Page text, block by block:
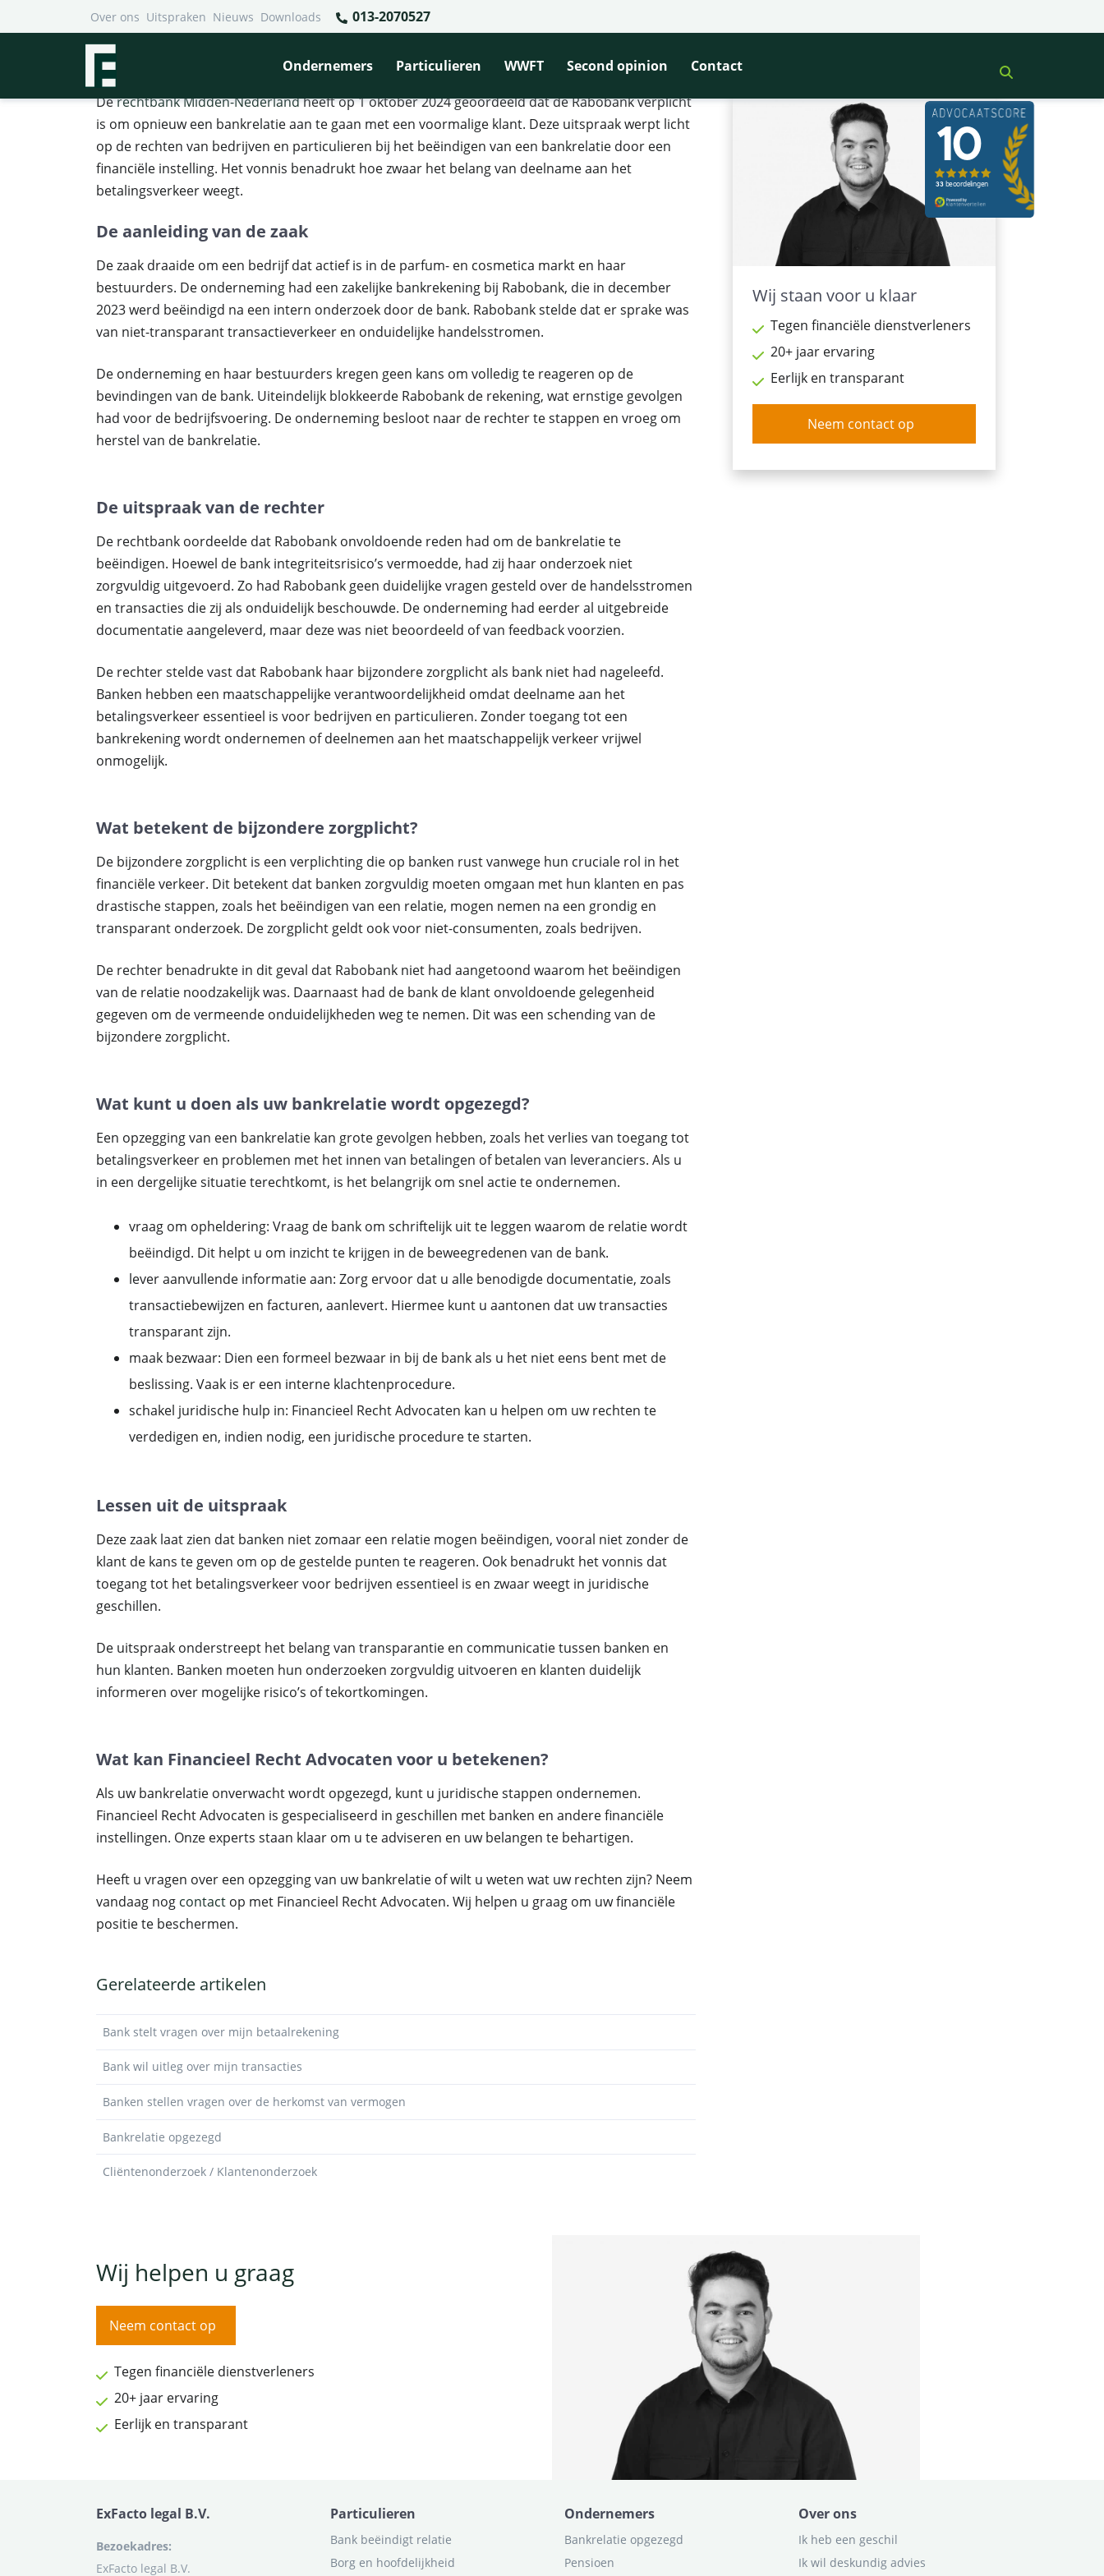
Over ons Uitspraken Nieuws Downloads 013-2070527
Ondernemers Particulieren WWFT Second opinion Contact
Financieel Recht Advocaten>Uitspraken>Rechter dwingt Rabobank tot nieuwe bankrelatie
Rechter dwingt Rabobank tot nieuwe bankrelatie
Derechtbank Midden-Nederlandheeft op 1 oktober 2024 geoordeeld dat de Rabobank verplicht
is om opnieuw een bankrelatie aan te gaan met een voormalige klant. Deze uitspraak werpt licht
op de rechten van bedrijven en particulieren bij het beëindigen van een bankrelatie door een
financiële instelling. Het vonnis benadrukt hoe zwaar het belang van deelname aan het
betalingsverkeer weegt.
De aanleiding van de zaak
De zaak draaide om een bedrijf dat actief is in de parfum- en cosmetica markt en haar
bestuurders. De onderneming had een zakelijke bankrekening bij Rabobank, die in december
2023 werd beëindigd na een intern onderzoek door de bank. Rabobank stelde dat er sprake was
van niet-transparant transactieverkeer en onduidelijke handelsstromen.
De onderneming en haar bestuurders kregen geen kans om volledig te reageren op de
bevindingen van de bank. Uiteindelijk blokkeerde Rabobank de rekening, wat ernstige gevolgen
had voor de bedrijfsvoering. De onderneming besloot naar de rechter te stappen en vroeg om
herstel van de bankrelatie.
De uitspraak van de rechter
De rechtbank oordeelde dat Rabobank onvoldoende reden had om de bankrelatie te
beëindigen. Hoewel de bank integriteitsrisico’s vermoedde, had zij haar onderzoek niet
zorgvuldig uitgevoerd. Zo had Rabobank geen duidelijke vragen gesteld over de handelsstromen
en transacties die zij als onduidelijk beschouwde. De onderneming had eerder al uitgebreide
documentatie aangeleverd, maar deze was niet beoordeeld of van feedback voorzien.
De rechter stelde vast dat Rabobank haar bijzondere zorgplicht als bank niet had nageleefd.
Banken hebben een maatschappelijke verantwoordelijkheid omdat deelname aan het
betalingsverkeer essentieel is voor bedrijven en particulieren. Zonder toegang tot een
bankrekening wordt ondernemen of deelnemen aan het maatschappelijk verkeer vrijwel
onmogelijk.
Wat betekent de bijzondere zorgplicht?
De bijzondere zorgplicht is een verplichting die op banken rust vanwege hun cruciale rol in het
financiële verkeer. Dit betekent dat banken zorgvuldig moeten omgaan met hun klanten en pas
drastische stappen, zoals het beëindigen van een relatie, mogen nemen na een grondig en
transparant onderzoek. De zorgplicht geldt ook voor niet-consumenten, zoals bedrijven.
De rechter benadrukte in dit geval dat Rabobank niet had aangetoond waarom het beëindigen
van de relatie noodzakelijk was. Daarnaast had de bank de klant onvoldoende gelegenheid
gegeven om de vermeende onduidelijkheden weg te nemen. Dit was een schending van de
bijzondere zorgplicht.
Wat kunt u doen als uw bankrelatie wordt opgezegd?
Een opzegging van een bankrelatie kan grote gevolgen hebben, zoals het verlies van toegang tot
betalingsverkeer en problemen met het innen van betalingen of betalen van leveranciers. Als u
in een dergelijke situatie terechtkomt, is het belangrijk om snel actie te ondernemen.
vraag om opheldering: Vraag de bank om schriftelijk uit te leggen waarom de relatie wordt
beëindigd. Dit helpt u om inzicht te krijgen in de beweegredenen van de bank.
lever aanvullende informatie aan: Zorg ervoor dat u alle benodigde documentatie, zoals
transactiebewijzen en facturen, aanlevert. Hiermee kunt u aantonen dat uw transacties
transparant zijn.
maak bezwaar: Dien een formeel bezwaar in bij de bank als u het niet eens bent met de
beslissing. Vaak is er een interne klachtenprocedure.
schakel juridische hulp in: Financieel Recht Advocaten kan u helpen om uw rechten te
verdedigen en, indien nodig, een juridische procedure te starten.
Lessen uit de uitspraak
Deze zaak laat zien dat banken niet zomaar een relatie mogen beëindigen, vooral niet zonder de
klant de kans te geven om op de gestelde punten te reageren. Ook benadrukt het vonnis dat
toegang tot het betalingsverkeer voor bedrijven essentieel is en zwaar weegt in juridische
geschillen.
De uitspraak onderstreept het belang van transparantie en communicatie tussen banken en
hun klanten. Banken moeten hun onderzoeken zorgvuldig uitvoeren en klanten duidelijk
informeren over mogelijke risico’s of tekortkomingen.
Wat kan Financieel Recht Advocaten voor u betekenen?
Als uw bankrelatie onverwacht wordt opgezegd, kunt u juridische stappen ondernemen.
Financieel Recht Advocaten is gespecialiseerd in geschillen met banken en andere financiële
instellingen. Onze experts staan klaar om u te adviseren en uw belangen te behartigen.
Heeft u vragen over een opzegging van uw bankrelatie of wilt u weten wat uw rechten zijn? Neem
vandaag nog contact op met Financieel Recht Advocaten. Wij helpen u graag om uw financiële
positie te beschermen.
Gerelateerde artikelen
Bank stelt vragen over mijn betaalrekening
Bank wil uitleg over mijn transacties
Banken stellen vragen over de herkomst van vermogen
Bankrelatie opgezegd
Cliëntenonderzoek / Klantenonderzoek
Wij staan voor u klaar
Tegen financiële dienstverleners
20+ jaar ervaring
Eerlijk en transparant
Neem contact op
Wij helpen u graag
Neem contact op
Tegen financiële dienstverleners
20+ jaar ervaring
Eerlijk en transparant
ExFacto legal B.V.
Bezoekadres:
ExFacto legal B.V.
Particulieren
Bank beëindigt relatie
Borg en hoofdelijkheid
Ondernemers
Bankrelatie opgezegd
Pensioen
Over ons
Ik heb een geschil
Ik wil deskundig advies